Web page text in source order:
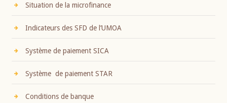
Situation de la microfinance
Indicateurs des SFD de l’UMOA
Système de paiement SICA
Système de paiement STAR
Conditions de banque